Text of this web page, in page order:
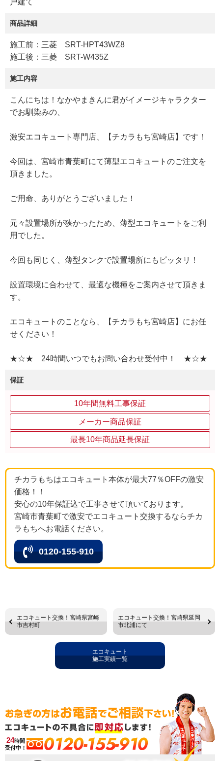
戸建て
商品詳細
施工前：三菱 SRT-HPT43WZ8
施工後：三菱 SRT-W435Z
施工内容
こんにちは！なかやまきんに君がイメージキャラクター
でお馴染みの、
激安エコキュート専門店、【チカラもち宮崎店】です！
今回は、宮崎市青葉町にて薄型エコキュートのご注文を
頂きました。
ご用命、ありがとうございました！
元々設置場所が狭かったため、薄型エコキュートをご利
用でした。
今回も同じく、薄型タンクで設置場所にもピッタリ！
設置環境に合わせて、最適な機種をご案内させて頂きま
す。
エコキュートのことなら、【チカラもち宮崎店】にお任
せください！
★☆★ 24時間いつでもお問い合わせ受付中！ ★☆★
保証
10年間無料工事保証
メーカー商品保証
最長10年商品延長保証
チカラもちはエコキュート本体が最大77％OFFの激安
価格！！
安心の10年保証込で工事させて頂いております。
宮崎市青葉町で激安でエコキュート交換するならチカ
ラもちへお電話ください。
0120-155-910
エコキュート交換！宮崎県宮崎
市吉村町
エコキュート交換！宮崎県延岡
市北浦にて
エコキュート
施工実績一覧
24時間
受付中！
0120-155-910